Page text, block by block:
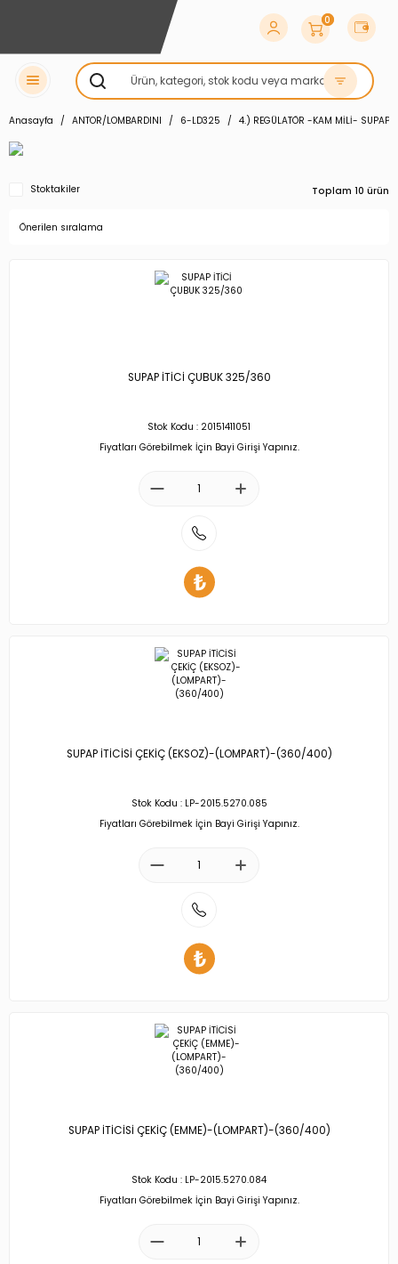
0
Anasayfa ANTOR/LOMBARDINI 6-LD325 4.) REGÜLATÖR -KAM MİLİ- SUPAP
Stoktakiler Toplam 10 ürün
SUPAP İTİCİ ÇUBUK 325/360
Stok Kodu : 20151411051
Fiyatları Görebilmek İçin Bayi Girişi Yapınız.
SUPAP İTİCİSİ ÇEKİÇ (EKSOZ)-(LOMPART)-(360/400)
Stok Kodu : LP-2015.5270.085
Fiyatları Görebilmek İçin Bayi Girişi Yapınız.
SUPAP İTİCİSİ ÇEKİÇ (EMME)-(LOMPART)-(360/400)
Stok Kodu : LP-2015.5270.084
Fiyatları Görebilmek İçin Bayi Girişi Yapınız.